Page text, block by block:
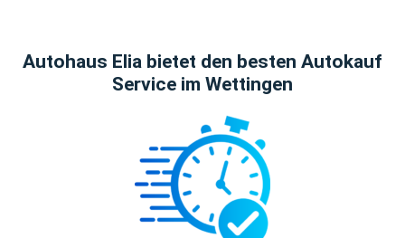
Autohaus Elia bietet den besten Autokauf
Service im Wettingen